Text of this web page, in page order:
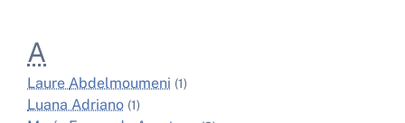
A
Laure Abdelmoumeni (1)
Luana Adriano (1)